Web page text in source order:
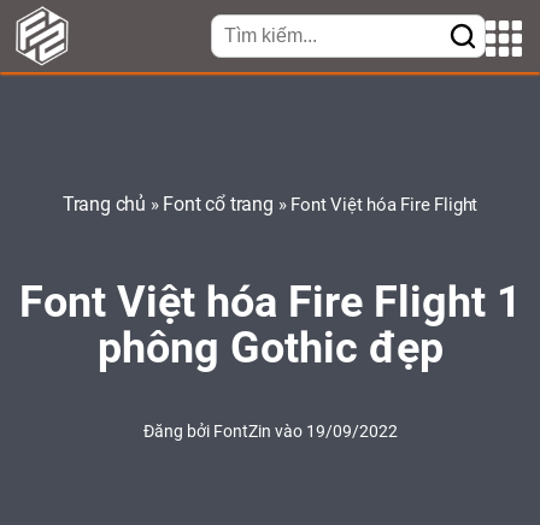
Trang chủ » Font cổ trang » Font Việt hóa Fire Flight
Font Việt hóa Fire Flight 1
phông Gothic đẹp
Đăng bởi FontZin vào 19/09/2022